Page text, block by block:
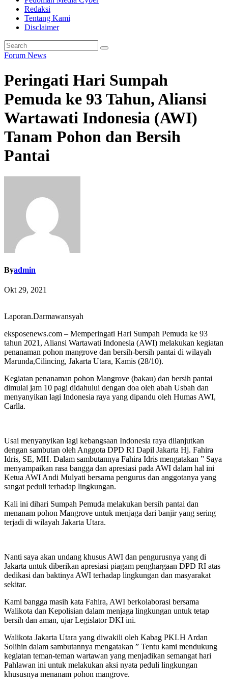
Redaksi
Tentang Kami
Disclaimer
Forum News
Peringati Hari Sumpah
Pemuda ke 93 Tahun, Aliansi
Wartawati Indonesia (AWI)
Tanam Pohon dan Bersih
Pantai
Byadmin
Okt 29, 2021
Laporan.Darmawansyah
eksposenews.com – Memperingati Hari Sumpah Pemuda ke 93
tahun 2021, Aliansi Wartawati Indonesia (AWI) melakukan kegiatan
penanaman pohon mangrove dan bersih-bersih pantai di wilayah
Marunda,Cilincing, Jakarta Utara, Kamis (28/10).
Kegiatan penanaman pohon Mangrove (bakau) dan bersih pantai
dimulai jam 10 pagi didahului dengan doa oleh abah Usbah dan
menyanyikan lagi Indonesia raya yang dipandu oleh Humas AWI,
Carlla.
Usai menyanyikan lagi kebangsaan Indonesia raya dilanjutkan
dengan sambutan oleh Anggota DPD RI Dapil Jakarta Hj. Fahira
Idris, SE, MH. Dalam sambutannya Fahira Idris mengatakan ” Saya
menyampaikan rasa bangga dan apresiasi pada AWI dalam hal ini
Ketua AWI Andi Mulyati bersama pengurus dan anggotanya yang
sangat peduli terhadap lingkungan.
Kali ini dihari Sumpah Pemuda melakukan bersih pantai dan
menanam pohon Mangrove untuk menjaga dari banjir yang sering
terjadi di wilayah Jakarta Utara.
Nanti saya akan undang khusus AWI dan pengurusnya yang di
Jakarta untuk diberikan apresiasi piagam penghargaan DPD RI atas
dedikasi dan baktinya AWI terhadap lingkungan dan masyarakat
sekitar.
Kami bangga masih kata Fahira, AWI berkolaborasi bersama
Walikota dan Kepolisian dalam menjaga lingkungan untuk tetap
bersih dan aman, ujar Legislator DKI ini.
Walikota Jakarta Utara yang diwakili oleh Kabag PKLH Ardan
Solihin dalam sambutannya mengatakan ” Tentu kami mendukung
kegiatan teman-teman wartawan yang menjadikan semangat hari
Pahlawan ini untuk melakukan aksi nyata peduli lingkungan
khususnya menanam pohon mangrove.